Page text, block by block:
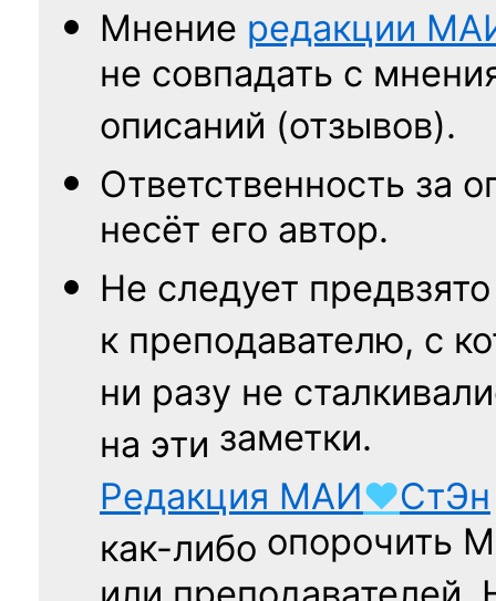
Мнение редакции
не совпадать с
описаний (отзывов).
Ответственность за
несёт его автор.
Не следует
к преподавателю, с
ни разу не
на эти заметки.
Редакция МАИ♥СтЭн
как-либо опорочить